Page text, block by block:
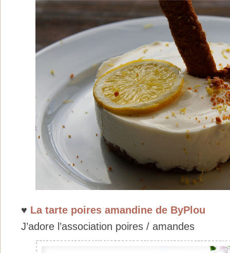
♥ La tarte poires amandine de ByPlou
J’adore l’association poires / amandes